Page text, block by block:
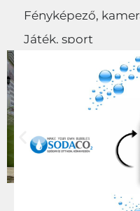
Fényképező,
Játék, sport